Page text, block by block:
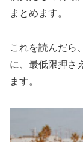
まとめます。
これを読んだら
に、最低限押さ
ます。